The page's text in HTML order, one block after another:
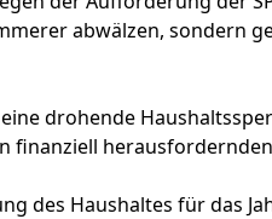
abwälzen, sondern
drohende
finanziell
des Haushaltes für das